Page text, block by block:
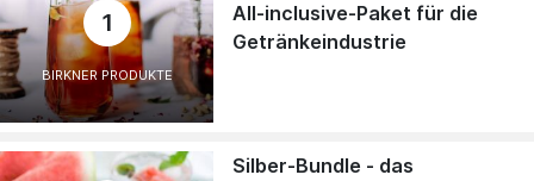
1
BIRKNER PRODUKTE
All-inclusive-Paket für die
Getränkeindustrie
Silber-Bundle - das